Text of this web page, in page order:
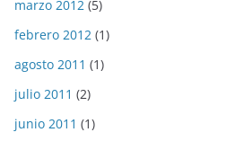
marzo 2012 (5)
febrero 2012 (1)
agosto 2011 (1)
julio 2011 (2)
junio 2011 (1)